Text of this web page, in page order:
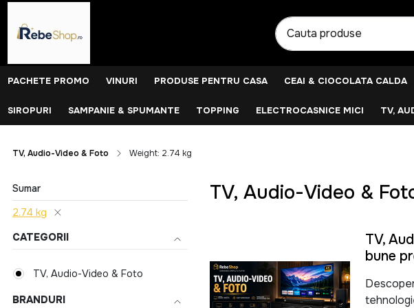
PACHETE PROMO VINURI PRODUSE PENTRU CASA CEAI & CIOCOLATA CALDA
SIROPURI SAMPANIE & SPUMANTE TOPPING ELECTROCASNICE MICI TV,
TV, Audio-Video & Foto Weight: 2.74 kg
Sumar
2.74 kg
CATEGORII
TV, Audio-Video & Foto
BRANDURI
TV, Audio-Video &
TV,
bune